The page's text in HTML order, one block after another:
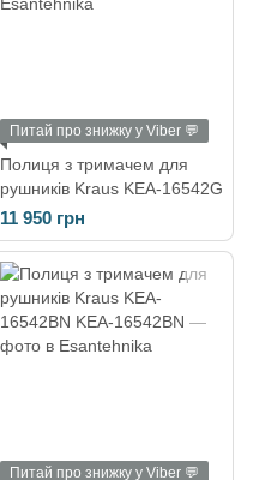
Питай про знижку у Viber 💬
Полиця з тримачем для
рушників Kraus KEA-16542G
11 950 грн
Питай про знижку у Viber 💬